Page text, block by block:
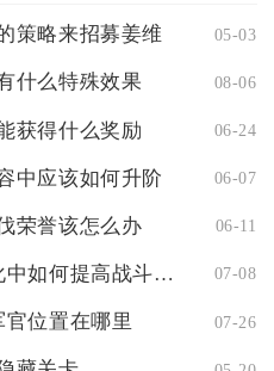
策略来招募姜维 05-03
什么特殊效果 08-06
获得什么奖励 06-24
中应该如何升阶 06-07
荣誉该怎么办 06-11
在少年三国志2紫金幻化中如何提高战斗中的胜率 07-08
位置在哪里 07-26